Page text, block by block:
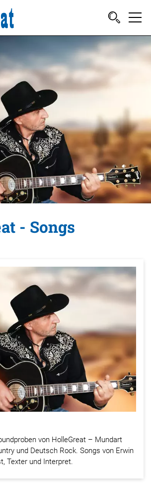
- Songs
von HolleGreat – Mundart
und Deutsch Rock. Songs von Erwin
Texter und Interpret.